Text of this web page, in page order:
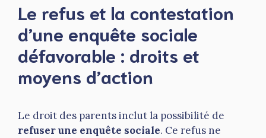
Le refus et la contestation
d’une enquête sociale
défavorable : droits et
moyens d’action
Le droit des parents inclut la possibilité de
refuser une enquête sociale. Ce refus ne